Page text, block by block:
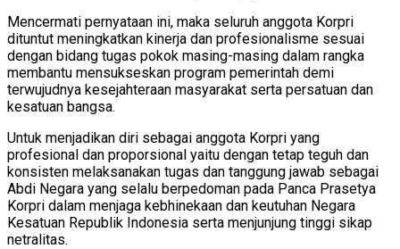
Mencermati pernyataan ini, maka seluruh anggota Korpri
dituntut meningkatkan kinerja dan profesionalisme sesuai
dengan bidang tugas pokok masing-masing dalam rangka
membantu mensukseskan program pemerintah demi
terwujudnya kesejahteraan masyarakat serta persatuan dan
kesatuan bangsa.
Untuk menjadikan diri sebagai anggota Korpri yang
profesional dan proporsional yaitu dengan tetap teguh dan
konsisten melaksanakan tugas dan tanggung jawab sebagai
Abdi Negara yang selalu berpedoman pada Panca Prasetya
Korpri dalam menjaga kebhinekaan dan keutuhan Negara
Kesatuan Republik Indonesia serta menjunjung tinggi sikap
netralitas.